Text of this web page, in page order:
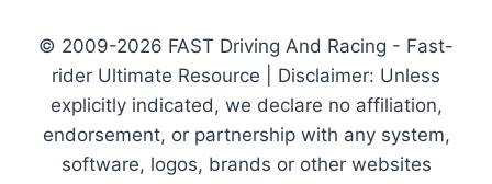
© 2009-2026 FAST Driving And Racing - Fast-
rider Ultimate Resource | Disclaimer: Unless
explicitly indicated, we declare no affiliation,
endorsement, or partnership with any system,
software, logos, brands or other websites